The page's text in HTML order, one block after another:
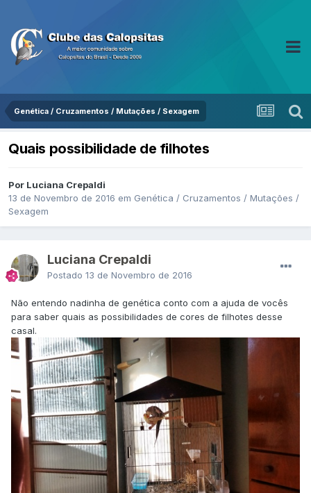
Genética / Cruzamentos / Mutações / Sexagem
Quais possibilidade de filhotes
Por Luciana Crepaldi
13 de Novembro de 2016 em Genética / Cruzamentos / Mutações /
Sexagem
Luciana Crepaldi
Postado 13 de Novembro de 2016
Não entendo nadinha de genética conto com a ajuda de vocês
para saber quais as possibilidades de cores de filhotes desse
casal.